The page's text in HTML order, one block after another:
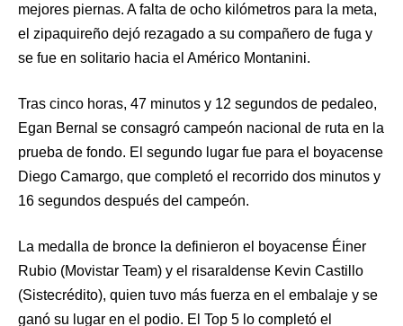
mejores piernas. A falta de ocho kilómetros para la meta,
el zipaquireño dejó rezagado a su compañero de fuga y
se fue en solitario hacia el Américo Montanini.
Tras cinco horas, 47 minutos y 12 segundos de pedaleo,
Egan Bernal se consagró campeón nacional de ruta en la
prueba de fondo. El segundo lugar fue para el boyacense
Diego Camargo, que completó el recorrido dos minutos y
16 segundos después del campeón.
La medalla de bronce la definieron el boyacense Éiner
Rubio (Movistar Team) y el risaraldense Kevin Castillo
(Sistecrédito), quien tuvo más fuerza en el embalaje y se
ganó su lugar en el podio. El Top 5 lo completó el